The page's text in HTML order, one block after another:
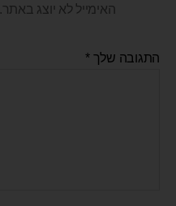
האימייל לא יוצג באתר.
התגובה שלך*